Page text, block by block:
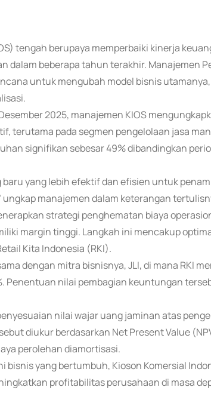
tengah berupaya memperbaiki kinerja
dalam beberapa tahun terakhir. Manajemen
untuk mengubah model bisnis
2025, manajemen KIOS
terutama pada segmen pengelolaan jasa
signifikan sebesar 49% dibandingkan
yang lebih efektif dan efisien untuk
manajemen dalam keterangan
strategi penghematan biaya
margin tinggi. Langkah ini mencakup
Kita Indonesia (RKI).
dengan mitra bisnisnya, JLI, di mana RKI
nilai pembagian keuntungan
nilai wajar uang jaminan atas
diukur berdasarkan Net Present Value
perolehan diamortisasi.
yang bertumbuh, Kioson Komersial
profitabilitas perusahaan di masa